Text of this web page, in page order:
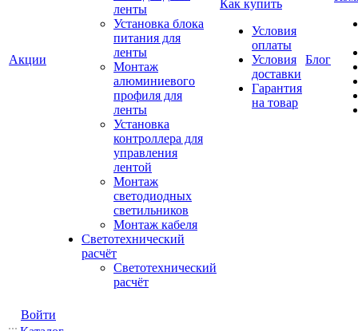
Акции
ленты
Установка блока
питания для
ленты
Монтаж
алюминиевого
профиля для
ленты
Установка
контроллера для
управления
лентой
Монтаж
светодиодных
светильников
Монтаж кабеля
Светотехнический
расчёт
Светотехнический
расчёт
Как купить
Условия
оплаты
Условия
доставки
Гарантия
на товар
Блог
Войти